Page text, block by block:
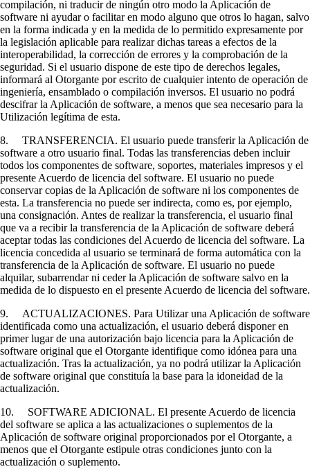
compilación, ni traducir de ningún otro modo la Aplicación de
software ni ayudar o facilitar en modo alguno que otros lo hagan, salvo
en la forma indicada y en la medida de lo permitido expresamente por
la legislación aplicable para realizar dichas tareas a efectos de la
interoperabilidad, la corrección de errores y la comprobación de la
seguridad. Si el usuario dispone de este tipo de derechos legales,
informará al Otorgante por escrito de cualquier intento de operación de
ingeniería, ensamblado o compilación inversos. El usuario no podrá
descifrar la Aplicación de software, a menos que sea necesario para la
Utilización legítima de esta.
8. TRANSFERENCIA. El usuario puede transferir la Aplicación de
software a otro usuario final. Todas las transferencias deben incluir
todos los componentes de software, soportes, materiales impresos y el
presente Acuerdo de licencia del software. El usuario no puede
conservar copias de la Aplicación de software ni los componentes de
esta. La transferencia no puede ser indirecta, como es, por ejemplo,
una consignación. Antes de realizar la transferencia, el usuario final
que va a recibir la transferencia de la Aplicación de software deberá
aceptar todas las condiciones del Acuerdo de licencia del software. La
licencia concedida al usuario se terminará de forma automática con la
transferencia de la Aplicación de software. El usuario no puede
alquilar, subarrendar ni ceder la Aplicación de software salvo en la
medida de lo dispuesto en el presente Acuerdo de licencia del software.
9. ACTUALIZACIONES. Para Utilizar una Aplicación de software
identificada como una actualización, el usuario deberá disponer en
primer lugar de una autorización bajo licencia para la Aplicación de
software original que el Otorgante identifique como idónea para una
actualización. Tras la actualización, ya no podrá utilizar la Aplicación
de software original que constituía la base para la idoneidad de la
actualización.
10. SOFTWARE ADICIONAL. El presente Acuerdo de licencia
del software se aplica a las actualizaciones o suplementos de la
Aplicación de software original proporcionados por el Otorgante, a
menos que el Otorgante estipule otras condiciones junto con la
actualización o suplemento.